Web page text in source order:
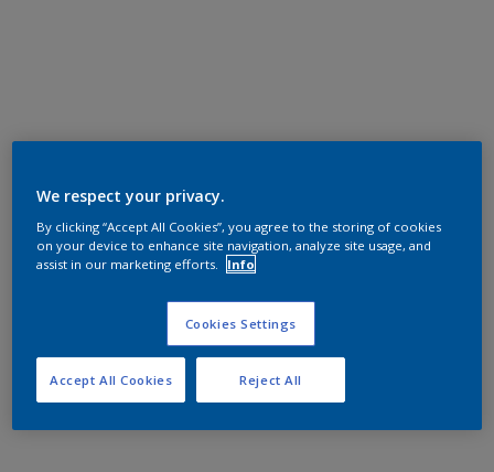
We respect your privacy.
By clicking “Accept All Cookies”, you agree to the storing of cookies
on your device to enhance site navigation, analyze site usage, and
assist in our marketing efforts.
Info
Cookies Settings
Reject All
Accept All Cookies